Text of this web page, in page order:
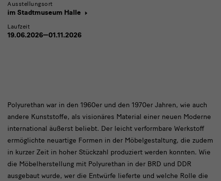
Ausstellungsort
im Stadtmuseum Halle
Laufzeit
19.06.2026—01.11.2026
Polyurethan
war
in
den
1960er
Polyurethan war in den 1960er und den 1970er Jahren, wie auch
andere Kunststoffe, als visionäres Material einer neuen Moderne
international äußerst beliebt. Der leicht verformbare Werkstoff
ermöglichte neuartige Formen in der Möbelgestaltung, die zudem
in kurzer Zeit in hoher Stückzahl produziert werden konnten. Wie
die Möbelherstellung mit Polyurethan in der BRD und DDR
ausgebaut wurde, wer die Entwürfe lieferte und welche Rolle die